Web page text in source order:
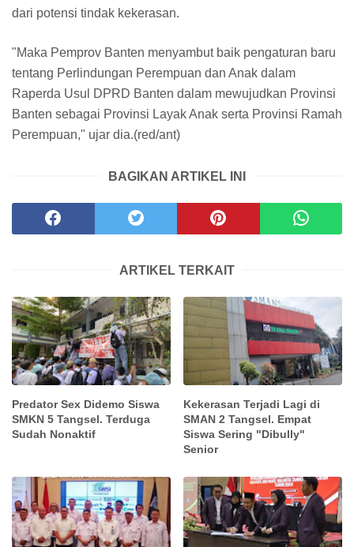
dari potensi tindak kekerasan.
"Maka Pemprov Banten menyambut baik pengaturan baru
tentang Perlindungan Perempuan dan Anak dalam
Raperda Usul DPRD Banten dalam mewujudkan Provinsi
Banten sebagai Provinsi Layak Anak serta Provinsi Ramah
Perempuan," ujar dia.(red/ant)
BAGIKAN ARTIKEL INI
ARTIKEL TERKAIT
Predator Sex Didemo Siswa
SMKN 5 Tangsel. Terduga
Sudah Nonaktif
Kekerasan Terjadi Lagi di
SMAN 2 Tangsel. Empat
Siswa Sering "Dibully"
Senior